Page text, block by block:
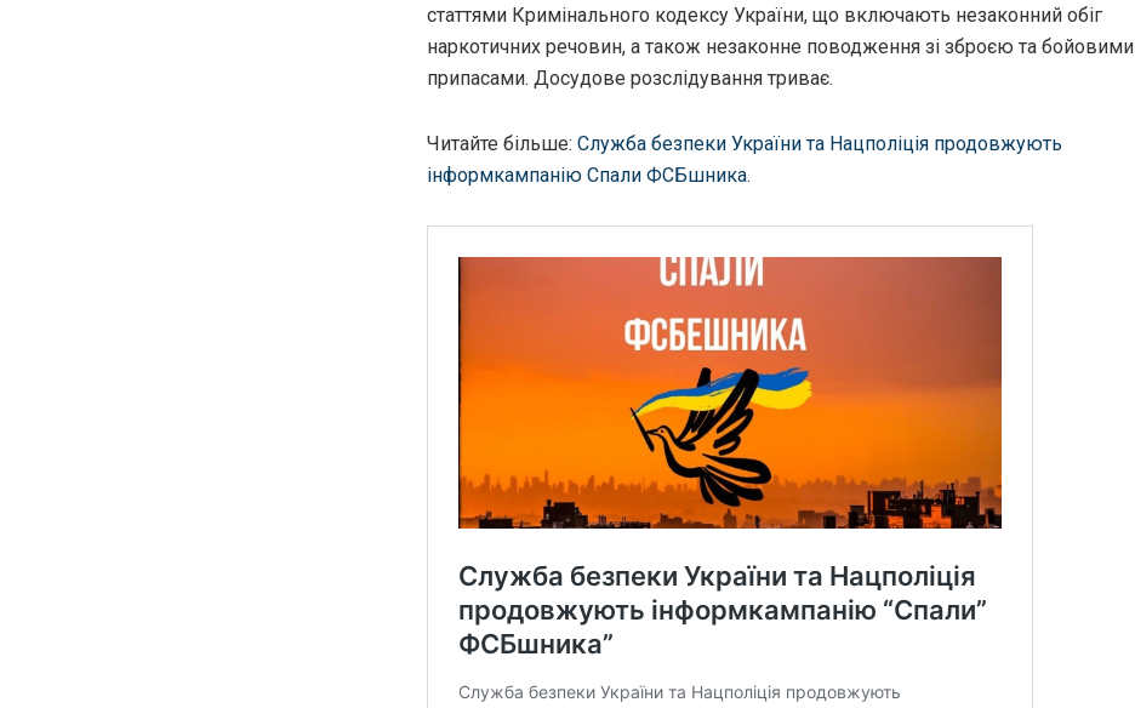
статтями Кримінального кодексу України, що включають незаконний обіг
наркотичних речовин, а також незаконне поводження зі зброєю та бойовими
припасами. Досудове розслідування триває.
Читайте більше: Служба безпеки України та Нацполіція продовжують
інформкампанію Спали ФСБшника.